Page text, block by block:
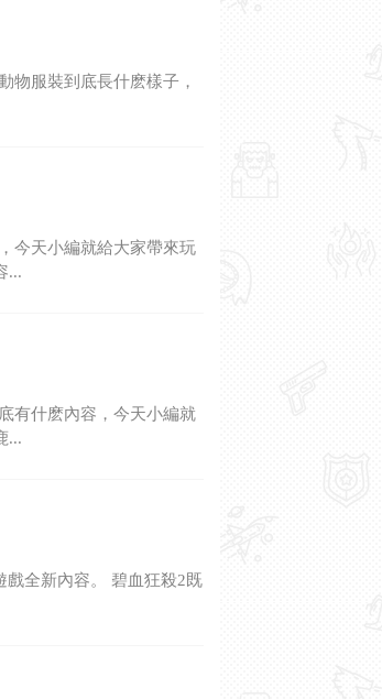
物服裝到底長什麽樣子，
今天小編就給大家帶來玩
...
有什麽內容，今天小編就
...
全新內容。 碧血狂殺2既